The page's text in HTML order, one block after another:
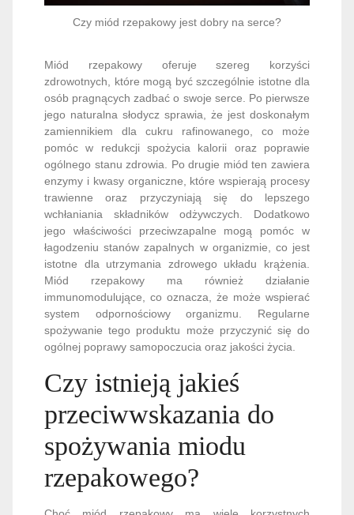
Czy miód rzepakowy jest dobry na serce?
Miód rzepakowy oferuje szereg korzyści
zdrowotnych, które mogą być szczególnie istotne dla
osób pragnących zadbać o swoje serce. Po pierwsze
jego naturalna słodycz sprawia, że jest doskonałym
zamiennikiem dla cukru rafinowanego, co może
pomóc w redukcji spożycia kalorii oraz poprawie
ogólnego stanu zdrowia. Po drugie miód ten zawiera
enzymy i kwasy organiczne, które wspierają procesy
trawienne oraz przyczyniają się do lepszego
wchłaniania składników odżywczych. Dodatkowo
jego właściwości przeciwzapalne mogą pomóc w
łagodzeniu stanów zapalnych w organizmie, co jest
istotne dla utrzymania zdrowego układu krążenia.
Miód rzepakowy ma również działanie
immunomodulujące, co oznacza, że może wspierać
system odpornościowy organizmu. Regularne
spożywanie tego produktu może przyczynić się do
ogólnej poprawy samopoczucia oraz jakości życia.
Czy istnieją jakieś
przeciwwskazania do
spożywania miodu
rzepakowego?